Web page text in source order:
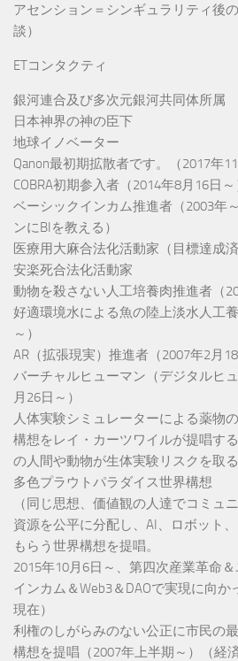
アセンション＝シンギュラリティ後
談）
ETコンタクティ
銀河連合及び多次元銀河共同体所属
日本神界の神の臣下
地球イノベーター
Qanon最初期拡散者です。（2017年11
COBRA初期参入者（2014年8月16日～
ベーシックインカム推進者（2003年
ンにBIを教える）
医療用大麻合法化活動家（目標達成済
安楽死合法化活動家
動物を殺さない人工培養肉推進者（
好適環境水による魚の陸上淡水人工
～）
AR（拡張現実）推進者（2007年2月18
バーチャルヒューマン（デジタルヒ
月26日～）
人体実験シミュレーターによる薬物
構想をレイ・カーツワイルが提唱す
の人間や動物が生体実験リスクを取
多色プラウトパラダイス世界構想
（同じ思想、価値観の人達でコミュ
資源を公平に分配し、AI、ロボット
もらう世界構想を提唱。
2015年10月6日～、第四次産業革命
インカム＆Web3＆DAOで実現に向か
現在）
利権のしがらみのない公正に市民の
構想を提唱（2007年上半期～）（経